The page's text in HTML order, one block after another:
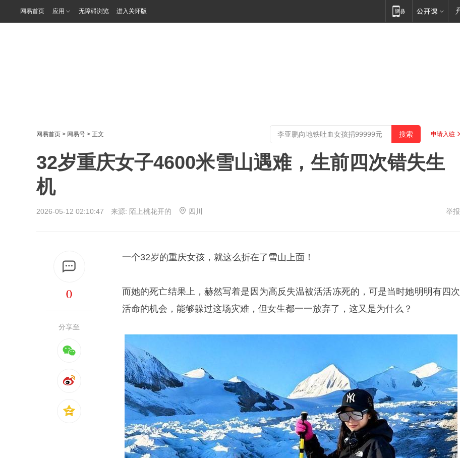
网易首页 应用 无障碍浏览 进入关怀版
网易首页 > 网易号 > 正文 申请入驻
32岁重庆女子4600米雪山遇难，生前四次错失生
机
2026-05-12 02:10:47 来源: 陌上桃花开的 四川 举报
0
分享至
一个32岁的重庆女孩，就这么折在了雪山上面！
而她的死亡结果上，赫然写着是因为高反失温被活活冻死的，可是当时她明明有四次
活命的机会，能够躲过这场灾难，但女生都一一放弃了，这又是为什么？